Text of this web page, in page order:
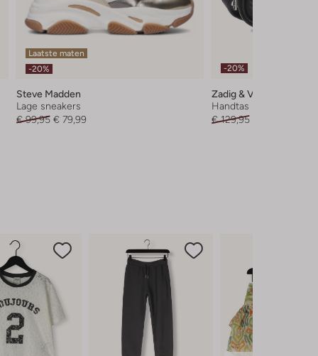
Laatste maten
-20%
Steve Madden
Lage sneakers
€ 99,95 € 79,99
-20%
Zadig & Voltaire
Handtas
€ 129,95